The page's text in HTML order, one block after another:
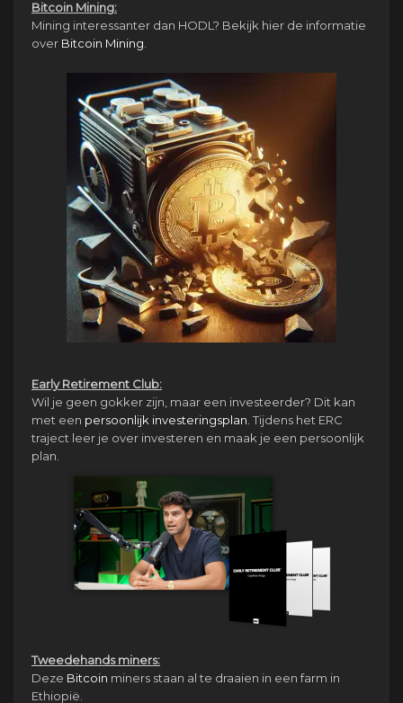
Bitcoin Mining:
Mining interessanter dan HODL? Bekijk hier de informatie
over Bitcoin Mining.
Early Retirement Club:
Wil je geen gokker zijn, maar een investeerder? Dit kan
met een persoonlijk investeringsplan. Tijdens het ERC
traject leer je over investeren en maak je een persoonlijk
plan.
Tweedehands miners:
Deze Bitcoin miners staan al te draaien in een farm in
Ethiopië.